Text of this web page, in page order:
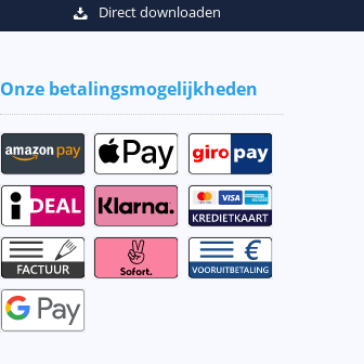
Direct downloaden
Onze betalingsmogelijkheden